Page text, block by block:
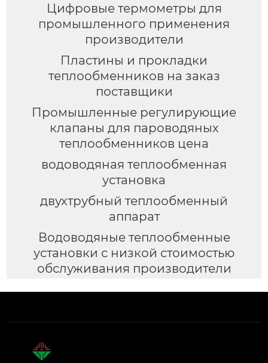
Цифровые термометры для
промышленного применения
производители
Пластины и прокладки
теплообменников на заказ
поставщики
Промышленные регулирующие
клапаны для пароводяных
теплообменников цена
водоводяная теплообменная
установка
двухтрубный теплообменный
аппарат
Водоводяные теплообменные
установки с низкой стоимостью
обслуживания производители